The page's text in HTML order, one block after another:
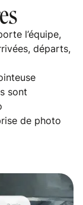
l’équipe,
départs,
sont
de photo